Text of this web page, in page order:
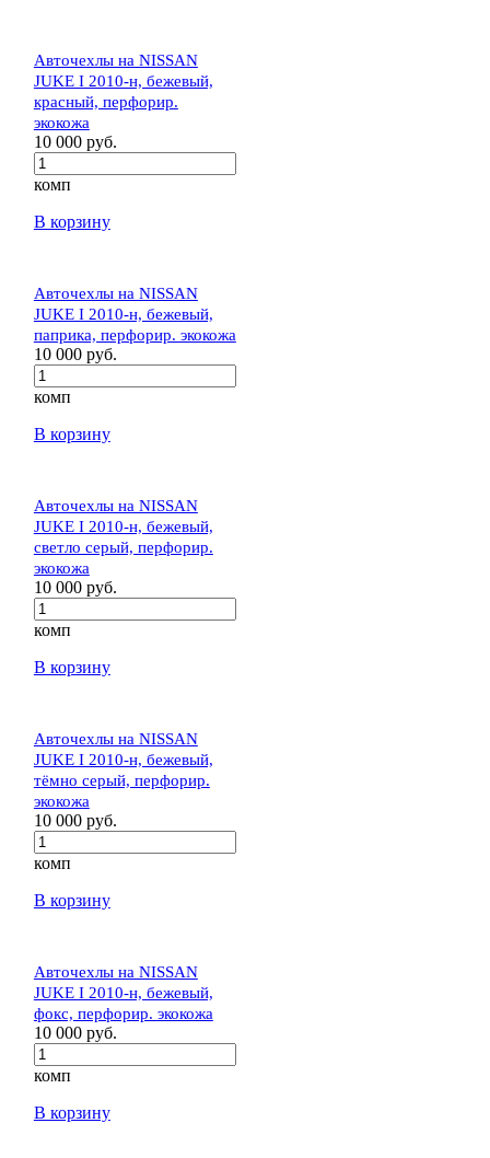
Авточехлы на NISSAN
JUKE I 2010-н, бежевый,
красный, перфорир.
экокожа
10 000 руб.
комп
В корзину
Авточехлы на NISSAN
JUKE I 2010-н, бежевый,
паприка, перфорир. экокожа
10 000 руб.
комп
В корзину
Авточехлы на NISSAN
JUKE I 2010-н, бежевый,
светло серый, перфорир.
экокожа
10 000 руб.
комп
В корзину
Авточехлы на NISSAN
JUKE I 2010-н, бежевый,
тёмно серый, перфорир.
экокожа
10 000 руб.
комп
В корзину
Авточехлы на NISSAN
JUKE I 2010-н, бежевый,
фокс, перфорир. экокожа
10 000 руб.
комп
В корзину